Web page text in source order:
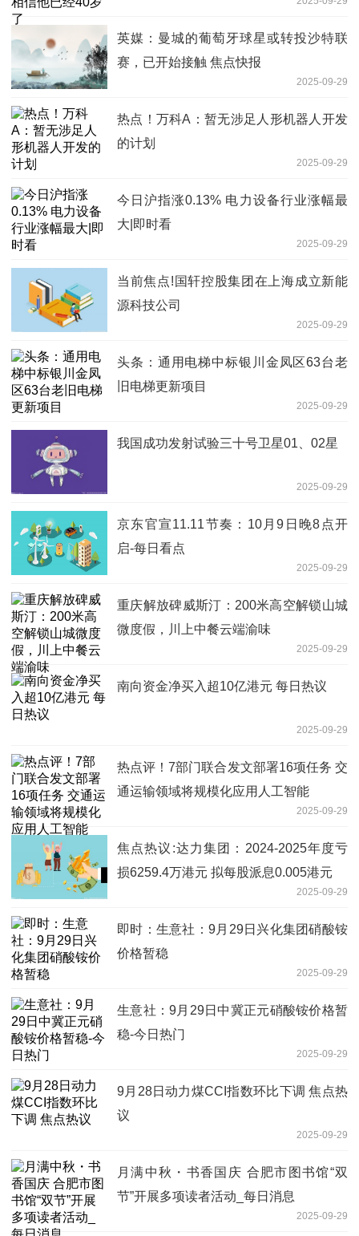
英媒：曼城的葡萄牙球星或转投沙特联
赛，已开始接触 焦点快报
2025-09-29
热点！万科A：暂无涉足人形机器人开发
的计划
2025-09-29
今日沪指涨0.13% 电力设备行业涨幅最
大|即时看
2025-09-29
当前焦点!国轩控股集团在上海成立新能
源科技公司
2025-09-29
头条：通用电梯中标银川金凤区63台老
旧电梯更新项目
2025-09-29
我国成功发射试验三十号卫星01、02星
2025-09-29
京东官宣11.11节奏：10月9日晚8点开
启-每日看点
2025-09-29
重庆解放碑威斯汀：200米高空解锁山城
微度假，川上中餐云端渝味
2025-09-29
南向资金净买入超10亿港元 每日热议
2025-09-29
热点评！7部门联合发文部署16项任务 交
通运输领域将规模化应用人工智能
2025-09-29
焦点热议:达力集团：2024-2025年度亏
损6259.4万港元 拟每股派息0.005港元
2025-09-29
即时：生意社：9月29日兴化集团硝酸铵
价格暂稳
2025-09-29
生意社：9月29日中冀正元硝酸铵价格暂
稳-今日热门
2025-09-29
9月28日动力煤CCI指数环比下调 焦点热
议
2025-09-29
月满中秋・书香国庆 合肥市图书馆“双
节”开展多项读者活动_每日消息
2025-09-29